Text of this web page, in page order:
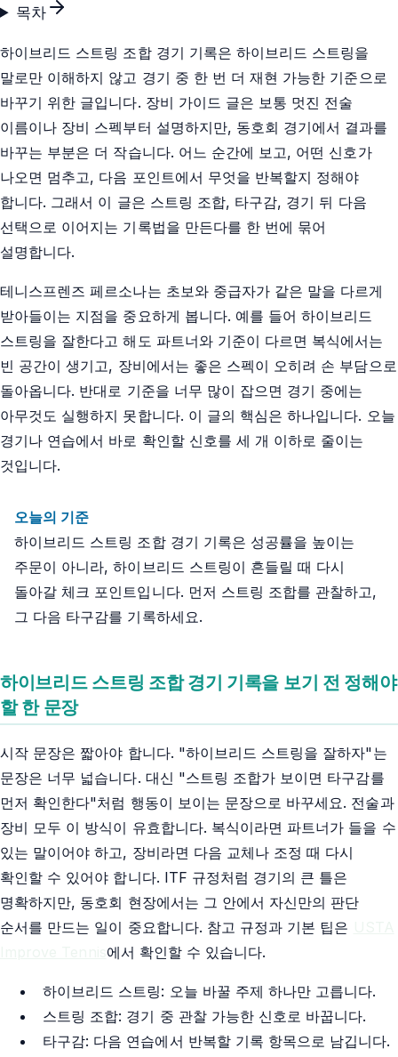
목차
하이브리드 스트링 조합 경기 기록은 하이브리드 스트링을
말로만 이해하지 않고 경기 중 한 번 더 재현 가능한 기준으로
바꾸기 위한 글입니다. 장비 가이드 글은 보통 멋진 전술
이름이나 장비 스펙부터 설명하지만, 동호회 경기에서 결과를
바꾸는 부분은 더 작습니다. 어느 순간에 보고, 어떤 신호가
나오면 멈추고, 다음 포인트에서 무엇을 반복할지 정해야
합니다. 그래서 이 글은 스트링 조합, 타구감, 경기 뒤 다음
선택으로 이어지는 기록법을 만든다를 한 번에 묶어
설명합니다.
테니스프렌즈 페르소나는 초보와 중급자가 같은 말을 다르게
받아들이는 지점을 중요하게 봅니다. 예를 들어 하이브리드
스트링을 잘한다고 해도 파트너와 기준이 다르면 복식에서는
빈 공간이 생기고, 장비에서는 좋은 스펙이 오히려 손 부담으로
돌아옵니다. 반대로 기준을 너무 많이 잡으면 경기 중에는
아무것도 실행하지 못합니다. 이 글의 핵심은 하나입니다. 오늘
경기나 연습에서 바로 확인할 신호를 세 개 이하로 줄이는
것입니다.
오늘의 기준
하이브리드 스트링 조합 경기 기록은 성공률을 높이는
주문이 아니라, 하이브리드 스트링이 흔들릴 때 다시
돌아갈 체크 포인트입니다. 먼저 스트링 조합를 관찰하고,
그 다음 타구감를 기록하세요.
하이브리드 스트링 조합 경기 기록을 보기 전 정해야
할 한 문장
시작 문장은 짧아야 합니다. "하이브리드 스트링을 잘하자"는
문장은 너무 넓습니다. 대신 "스트링 조합가 보이면 타구감를
먼저 확인한다"처럼 행동이 보이는 문장으로 바꾸세요. 전술과
장비 모두 이 방식이 유효합니다. 복식이라면 파트너가 들을 수
있는 말이어야 하고, 장비라면 다음 교체나 조정 때 다시
확인할 수 있어야 합니다. ITF 규정처럼 경기의 큰 틀은
명확하지만, 동호회 현장에서는 그 안에서 자신만의 판단
순서를 만드는 일이 중요합니다. 참고 규정과 기본 팁은
에서 확인할 수 있습니다.
하이브리드 스트링: 오늘 바꿀 주제 하나만 고릅니다.
스트링 조합: 경기 중 관찰 가능한 신호로 바꿉니다.
타구감: 다음 연습에서 반복할 기록 항목으로 남깁니다.